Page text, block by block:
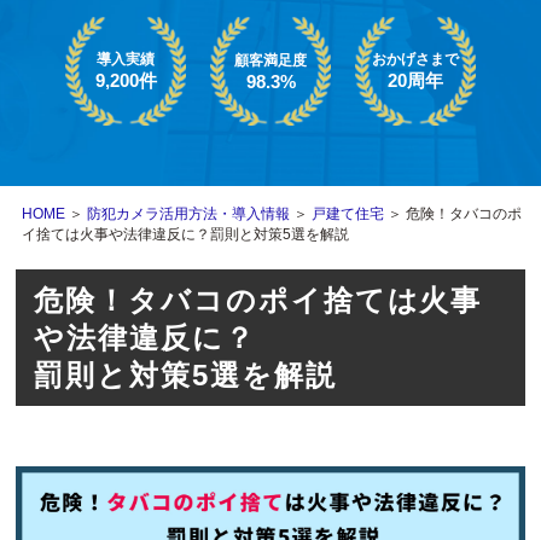
導入実績
9,200件
顧客満足度
98.3%
おかげさまで
20周年
HOME ＞ 防犯カメラ活用方法・導入情報 ＞ 戸建て住宅 ＞ 危険！タバコのポ
イ捨ては火事や法律違反に？罰則と対策5選を解説
危険！タバコのポイ捨ては火事
や法律違反に？
罰則と対策5選を解説